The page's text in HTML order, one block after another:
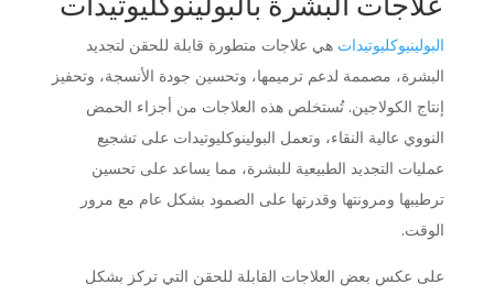
البولينيوكليوتيدات هي علاجات متطورة قابلة للحقن لتجديد
البشرة، مصممة لدعم ترميمها، وتحسين جودة الأنسجة، وتحفيز
إنتاج الكولاجين. تُستخلص هذه العلاجات من أجزاء الحمض
النووي عالية النقاء، وتعمل البولينوكليوتيدات على تشجيع
عمليات التجديد الطبيعية للبشرة، مما يساعد على تحسين
ترطيبها ومرونتها وقدرتها على الصمود بشكل عام مع مرور
الوقت.
على عكس بعض العلاجات القابلة للحقن التي تركز بشكل